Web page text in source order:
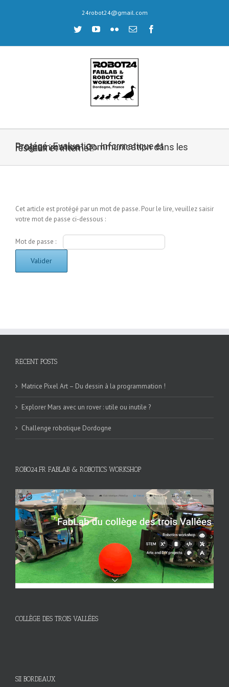
24robot24@gmail.com
twitteryoutubeflickrEmail
Protégé : Evaluation. Informatique et Programmation : Communication dans les réseaux et Internet.
Cet article est protégé par un mot de passe. Pour le lire, veuillez saisir
votre mot de passe ci-dessous :
Mot de passe :
RECENT POSTS
Matrice Pixel Art – Du dessin à la programmation !
Explorer Mars avec un rover : utile ou inutile ?
Challenge robotique Dordogne
ROBO24.FR FABLAB & ROBOTICS WORKSHOP
COLLÈGE DES TROIS VALLÉES
SII BORDEAUX